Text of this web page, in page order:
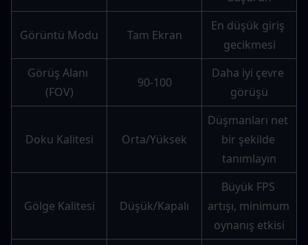
Görüntü Modu Tam Ekran
En düşük giriş
gecikmesi
Görüş Alanı
(FOV)
90-100
Daha iyi çevre
görüşü
Doku Kalitesi Orta/Yüksek
Düşmanları net
bir şekilde
tanımlayın
Gölge Kalitesi Düşük/Kapalı
Büyük FPS
artışı, minimum
oynanış etkisi